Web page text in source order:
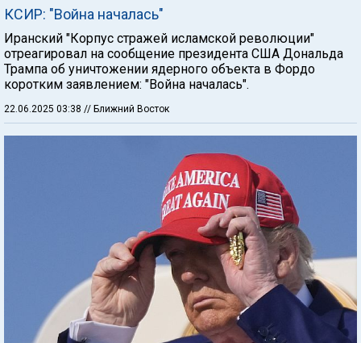
КСИР: "Война началась"
Иранский "Корпус стражей исламской революции"
отреагировал на сообщение президента США Дональда
Трампа об уничтожении ядерного объекта в Фордо
коротким заявлением: "Война началась".
22.06.2025 03:38 // Ближний Восток